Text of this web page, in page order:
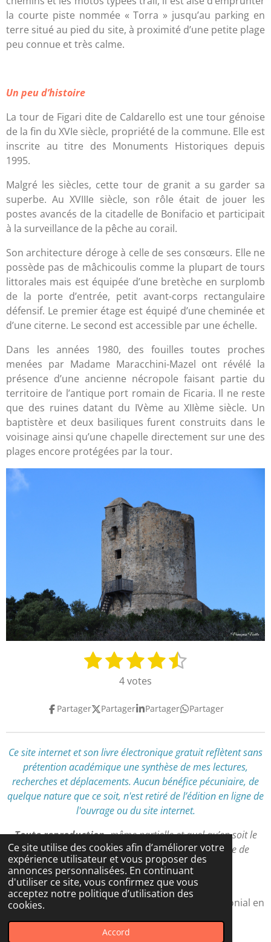
Ce site utilise des cookies afin d’améliorer votre
expérience utilisateur et vous proposer des
annonces personnalisées. En continuant
d'utiliser ce site, vous confirmez que vous
acceptez notre politique d’utilisation des
cookies.
Accord
la courte piste nommée « Torra » jusqu’au parking en
terre situé au pied du site, à proximité d’une petite plage
peu connue et très calme.
Un peu d’histoire
La tour de Figari dite de Caldarello est une tour génoise
de la fin du XVIe siècle, propriété de la commune. Elle est
inscrite au titre des Monuments Historiques depuis
1995.
Malgré les siècles, cette tour de granit a su garder sa
superbe. Au XVIIIe siècle, son rôle était de jouer les
postes avancés de la citadelle de Bonifacio et participait
à la surveillance de la pêche au corail.
Son architecture déroge à celle de ses consœurs. Elle ne
possède pas de mâchicoulis comme la plupart de tours
littorales mais est équipée d’une bretèche en surplomb
de la porte d’entrée, petit avant-corps rectangulaire
défensif. Le premier étage est équipé d’une cheminée et
d’une citerne. Le second est accessible par une échelle.
Dans les années 1980, des fouilles toutes proches
menées par Madame Maracchini-Mazel ont révélé la
présence d’une ancienne nécropole faisant partie du
territoire de l’antique port romain de Ficaria. Il ne reste
que des ruines datant du IVème au XIIème siècle. Un
baptistère et deux basiliques furent construits dans le
voisinage ainsi qu’une chapelle directement sur une des
plages encore protégées par la tour.
a
:
.
5
é
t
o
1
o
i
l
e
2
o
i
l
e
s
3
é
o
i
l
e
s
4
é
o
i
l
e
s
5
o
i
l
e
s
y
r
l
'
é
v
a
l
u
a
t
i
o
n
4 votes
Partager Partager Partager Partager
Ce site internet et son livre électronique gratuit reflètentsans
prétention académique une synthèse de mes lectures,
recherches et déplacements.Aucun bénéfice pécuniaire, de
quelque nature que ce soit, n'est retiré de l’édition en ligne de
l'ouvrage ou du site internet.
Toute reproduction,même partielle et quel qu’en soit le
support,est interditesans autorisation préalable de
l’auteur.
© 2024 - 2026 Atlas Pratique du Tourisme Patrimonial en